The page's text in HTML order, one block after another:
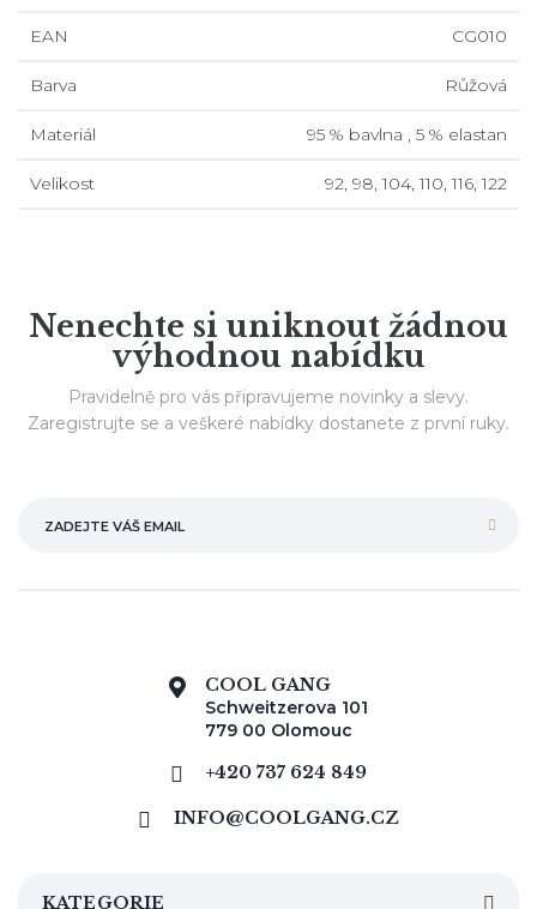
EAN CG010
Barva Růžová
Materiál 95 % bavlna , 5 % elastan
Velikost 92, 98, 104, 110, 116, 122
Nenechte si uniknout žádnou
výhodnou nabídku
Pravidelně pro vás připravujeme novinky a slevy.
Zaregistrujte se a veškeré nabídky dostanete z první ruky.
COOL GANG
Schweitzerova 101
779 00 Olomouc
+420 737 624 849
INFO@COOLGANG.CZ
KATEGORIE